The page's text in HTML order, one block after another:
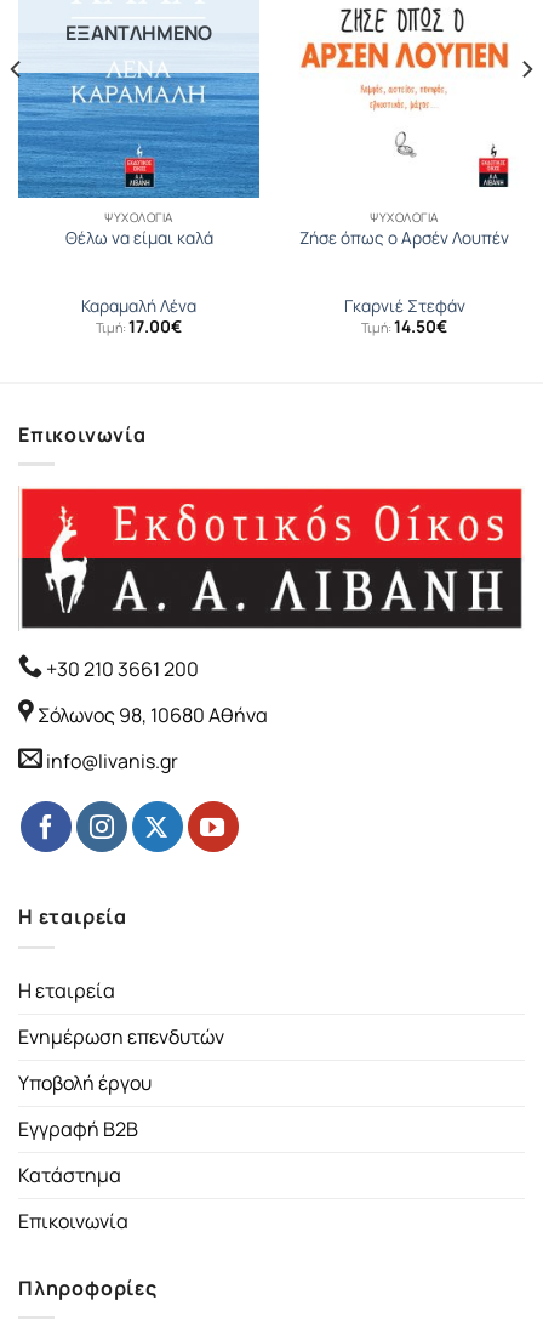
ΕΞΑΝΤΛΗΜΈΝΟ
ΨΥΧΟΛΟΓΊΑ
Θέλω να είμαι καλά
Καραμαλή Λένα
Τιμή: 17.00€
ΨΥΧΟΛΟΓΊΑ
Ζήσε όπως ο Αρσέν Λουπέν
Γκαρνιέ Στεφάν
Τιμή: 14.50€
Επικοινωνία
+30 210 3661 200
Σόλωνος 98, 10680 Αθήνα
info@livanis.gr
Η εταιρεία
Η εταιρεία
Ενημέρωση επενδυτών
Υποβολή έργου
Εγγραφή B2B
Κατάστημα
Επικοινωνία
Πληροφορίες